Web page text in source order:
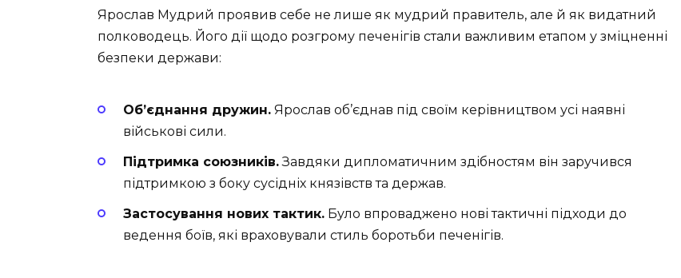
Ярослав Мудрий проявив себе не лише як мудрий правитель, але й як видатний
полководець. Його дії щодо розгрому печенігів стали важливим етапом у зміцненні
безпеки держави:
Об’єднання дружин. Ярослав об’єднав під своїм керівництвом усі наявні
військові сили.
Підтримка союзників.Завдяки дипломатичним здібностям він заручився
підтримкою з боку сусідніх князівств та держав.
Застосування нових тактик. Було впроваджено нові тактичні підходи до
ведення боїв, які враховували стиль боротьби печенігів.